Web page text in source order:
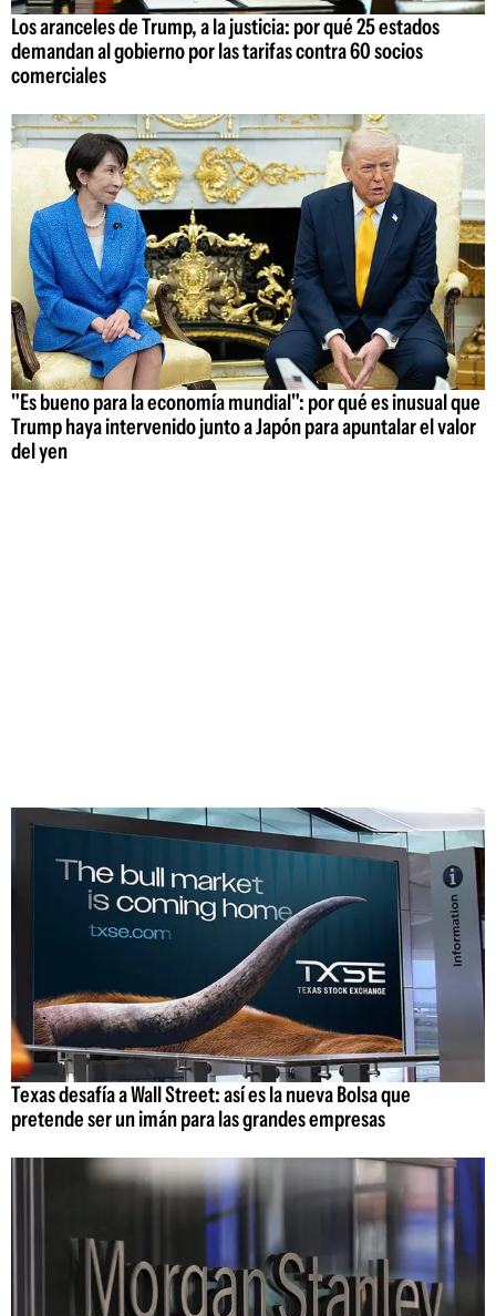
Los aranceles de Trump, a la justicia: por qué 25 estados
demandan al gobierno por las tarifas contra 60 socios
comerciales
"Es bueno para la economía mundial": por qué es inusual que
Trump haya intervenido junto a Japón para apuntalar el valor
del yen
Texas desafía a Wall Street: así es la nueva Bolsa que
pretende ser un imán para las grandes empresas